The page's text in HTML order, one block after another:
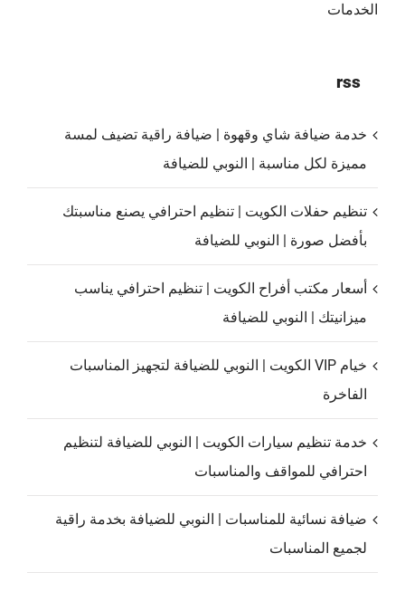
الخدمات
rss
خدمة ضيافة شاي وقهوة | ضيافة راقية تضيف لمسة
مميزة لكل مناسبة | النوبي للضيافة
تنظيم حفلات الكويت | تنظيم احترافي يصنع مناسبتك
بأفضل صورة | النوبي للضيافة
أسعار مكتب أفراح الكويت | تنظيم احترافي يناسب
ميزانيتك | النوبي للضيافة
خيام VIP الكويت | النوبي للضيافة لتجهيز المناسبات
الفاخرة
خدمة تنظيم سيارات الكويت | النوبي للضيافة لتنظيم
احترافي للمواقف والمناسبات
ضيافة نسائية للمناسبات | النوبي للضيافة بخدمة راقية
لجميع المناسبات